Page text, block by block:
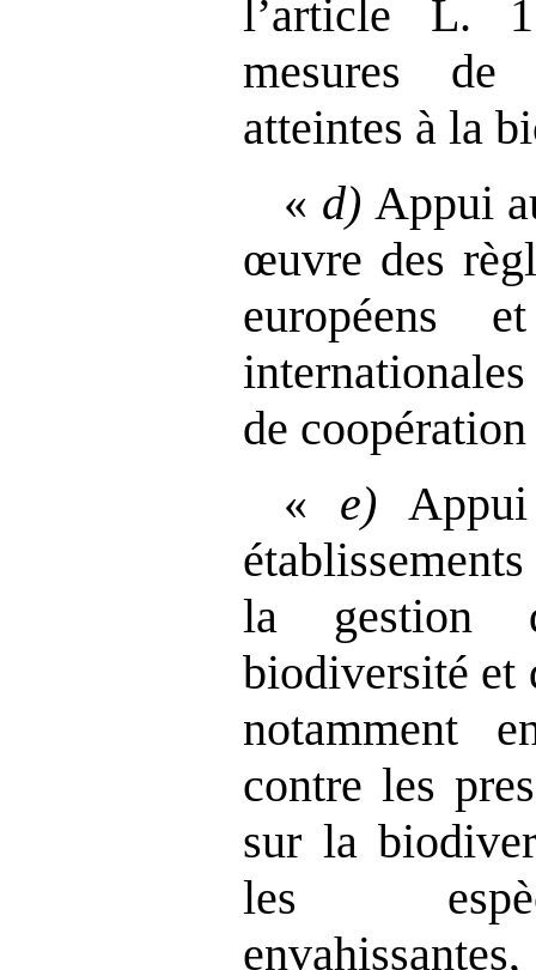
l’article L.
mesures de
atteintes à la
« d) Appui
œuvre des
européens
de
« e)
la gestion
biodiversité et
notamment
contre les
sur la
les